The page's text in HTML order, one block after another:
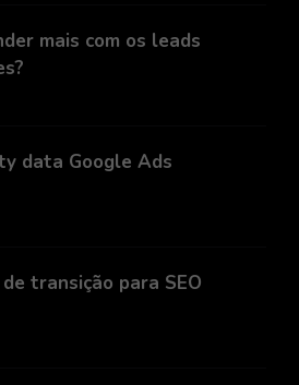
mais com os leads
data Google Ads
transição para SEO